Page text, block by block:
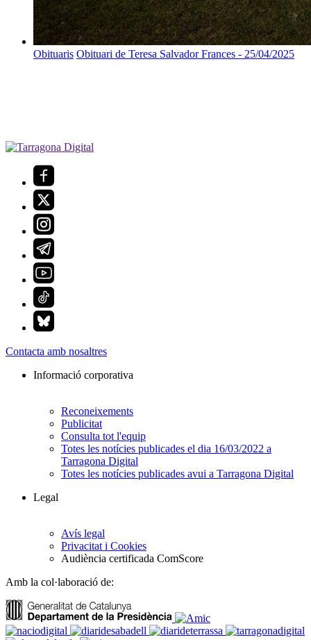
Obituaris Obituari de Teresa Salvador Frances - 25/04/2025
Contacta amb nosaltres
Informació corporativa
Reconeixements
Publicitat
Consulta tot l'equip
Totes les notícies publicades el dia 16/03/2022 a
Tarragona Digital
Totes les notícies publicades avui a Tarragona Digital
Legal
Avís legal
Privacitat i Cookies
Audiència certificada ComScore
Amb la col·laboració de: